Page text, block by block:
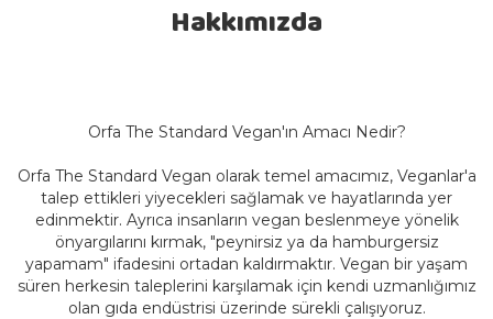
Hakkımızda
Orfa The Standard Vegan'ın Amacı Nedir?
Orfa The Standard Vegan olarak temel amacımız, Veganlar'a
talep ettikleri yiyecekleri sağlamak ve hayatlarında yer
edinmektir. Ayrıca insanların vegan beslenmeye yönelik
önyargılarını kırmak, "peynirsiz ya da hamburgersiz
yapamam" ifadesini ortadan kaldırmaktır. Vegan bir yaşam
süren herkesin taleplerini karşılamak için kendi uzmanlığımız
olan gıda endüstrisi üzerinde sürekli çalışıyoruz.